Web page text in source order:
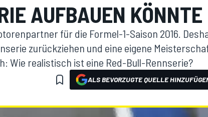
AUFBAUEN KÖNNTE
für die Formel-1-Saison 2016.
zurückziehen und eine eigene
Wie realistisch ist eine Red-Bull-Rennserie?
ALS BEVORZUGTE QUELLE